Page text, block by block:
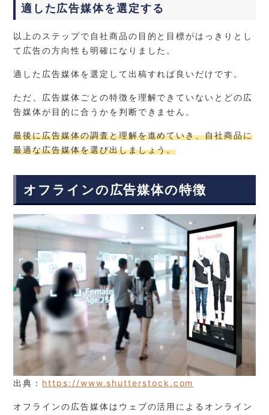
適した広告媒体を選定する
以上のステップで自社商品の目的と目標がはっきりとし
て広告の方向性も明確になりました。
適した広告媒体を選定して出稿すれば良いだけです。
ただ、広告媒体ごとの特徴を理解できていないとどの広
告媒体が目的に合うかを判断できません。
最後に広告媒体の調査と理解を進めていき、自社商品に
最適な広告媒体を選び出しましょう。
オフラインの広告媒体の特徴
出典： https://www.shutterstock.com
オフラインの広告媒体はウェブの活用によるオンライン